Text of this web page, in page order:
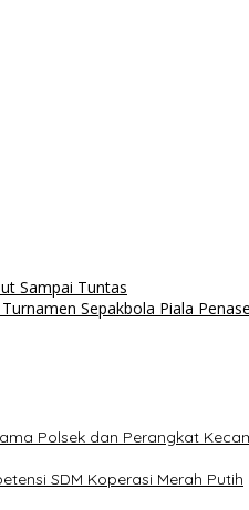
Sampai Tuntas
Sepakbola Piala
Polsek dan Perangkat
SDM Koperasi Merah Putih